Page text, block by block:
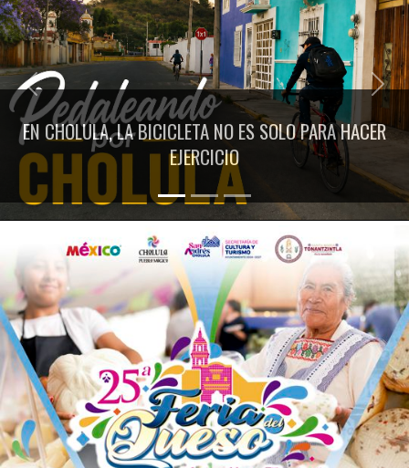
EN CHOLULA, LA BICICLETA NO ES SOLO PARA HACER
EJERCICIO
Previous Next